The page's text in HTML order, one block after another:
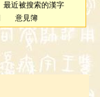
最近被搜索的漢字
意見簿